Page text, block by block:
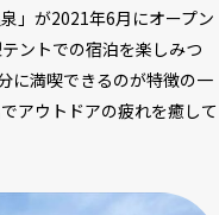
」が2021年6月にオープン
ントでの宿泊を楽しみつ
に満喫できるのが特徴の一
アウトドアの疲れを癒して